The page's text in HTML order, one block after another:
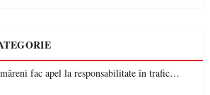
Polițiștii sătmăreni fac apel la responsabilitate în trafic…